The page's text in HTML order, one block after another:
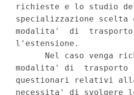
richieste e lo studio
specializzazione
modalita'  di
l'estensione.
Nel caso venga
modalita' di  trasporto
questionari relativi
necessita' di svolgere